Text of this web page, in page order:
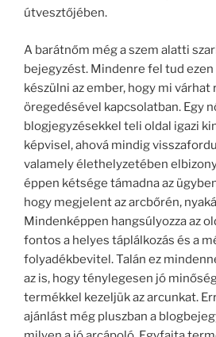
útvesztőjében.
A barátnőm még a szem alatti
bejegyzést. Mindenre fel tud
készülni az ember, hogy mi várhat
öregedésével kapcsolatban. Egy
blogjegyzésekkel teli oldal igazi
képvisel, ahová mindig
valamely élethelyzetében
éppen kétsége támadna az
hogy megjelent az arcbőrén,
Mindenképpen hangsúlyozza az
fontos a helyes táplálkozás és a
folyadékbevitel. Talán ez
az is, hogy ténylegesen jó
termékkel kezeljük az arcunkat.
ajánlást még pluszban a